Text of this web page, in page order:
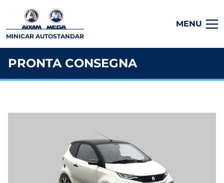
MINICAR AUTOSTANDAR
MENU
PRONTA CONSEGNA